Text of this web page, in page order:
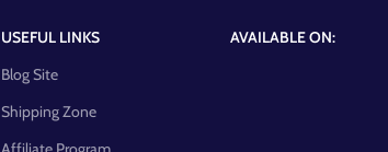
USEFUL LINKS
Blog Site
Shipping Zone
AVAILABLE ON: